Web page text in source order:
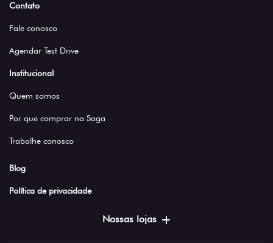
Contato
Fale conosco
Agendar Test Drive
Institucional
Quem somos
Por que comprar na Saga
Trabalhe conosco
Blog
Política de privacidade
Nossas lojas